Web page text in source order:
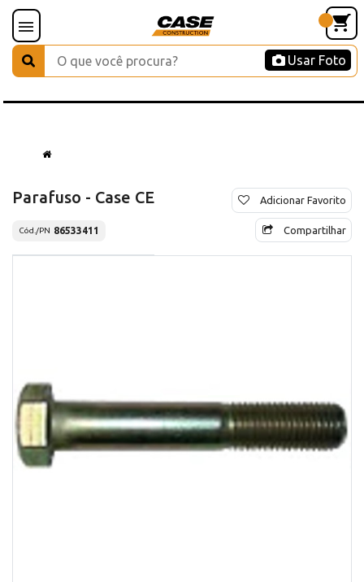
Usar Foto
Parafuso - Case CE
Cód./PN 86533411
Adicionar Favorito
Compartilhar